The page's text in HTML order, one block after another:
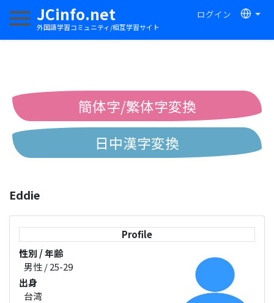
JCinfo.net
外国語学習コミュニティ/相互学習サイト
ログイン
ナビゲーションを切り替える
簡体字/繁体字変換
日中漢字変換
中国語注音変換
Eddie
Profile
性別 / 年齢
男性 / 25-29
出身
台湾